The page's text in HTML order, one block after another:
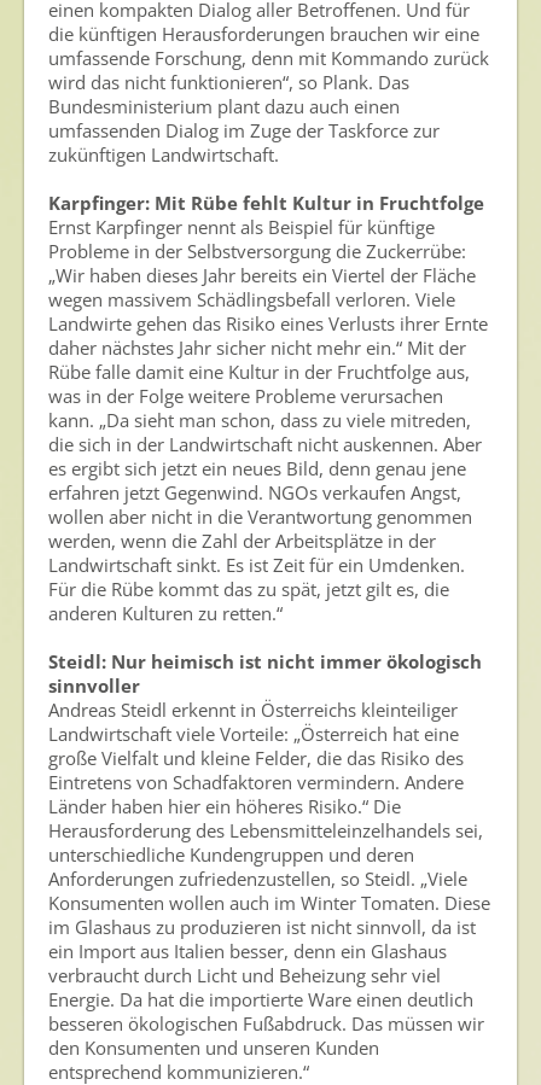
einen kompakten Dialog aller Betroffenen. Und für
die künftigen Herausforderungen brauchen wir eine
umfassende Forschung, denn mit Kommando zurück
wird das nicht funktionieren“, so Plank. Das
Bundesministerium plant dazu auch einen
umfassenden Dialog im Zuge der Taskforce zur
zukünftigen Landwirtschaft.
Karpfinger: Mit Rübe fehlt Kultur in Fruchtfolge
Ernst Karpfinger nennt als Beispiel für künftige
Probleme in der Selbstversorgung die Zuckerrübe:
„Wir haben dieses Jahr bereits ein Viertel der Fläche
wegen massivem Schädlingsbefall verloren. Viele
Landwirte gehen das Risiko eines Verlusts ihrer Ernte
daher nächstes Jahr sicher nicht mehr ein.“ Mit der
Rübe falle damit eine Kultur in der Fruchtfolge aus,
was in der Folge weitere Probleme verursachen
kann. „Da sieht man schon, dass zu viele mitreden,
die sich in der Landwirtschaft nicht auskennen. Aber
es ergibt sich jetzt ein neues Bild, denn genau jene
erfahren jetzt Gegenwind. NGOs verkaufen Angst,
wollen aber nicht in die Verantwortung genommen
werden, wenn die Zahl der Arbeitsplätze in der
Landwirtschaft sinkt. Es ist Zeit für ein Umdenken.
Für die Rübe kommt das zu spät, jetzt gilt es, die
anderen Kulturen zu retten.“
Steidl: Nur heimisch ist nicht immer ökologisch
sinnvoller
Andreas Steidl erkennt in Österreichs kleinteiliger
Landwirtschaft viele Vorteile: „Österreich hat eine
große Vielfalt und kleine Felder, die das Risiko des
Eintretens von Schadfaktoren vermindern. Andere
Länder haben hier ein höheres Risiko.“ Die
Herausforderung des Lebensmitteleinzelhandels sei,
unterschiedliche Kundengruppen und deren
Anforderungen zufriedenzustellen, so Steidl. „Viele
Konsumenten wollen auch im Winter Tomaten. Diese
im Glashaus zu produzieren ist nicht sinnvoll, da ist
ein Import aus Italien besser, denn ein Glashaus
verbraucht durch Licht und Beheizung sehr viel
Energie. Da hat die importierte Ware einen deutlich
besseren ökologischen Fußabdruck. Das müssen wir
den Konsumenten und unseren Kunden
entsprechend kommunizieren.“